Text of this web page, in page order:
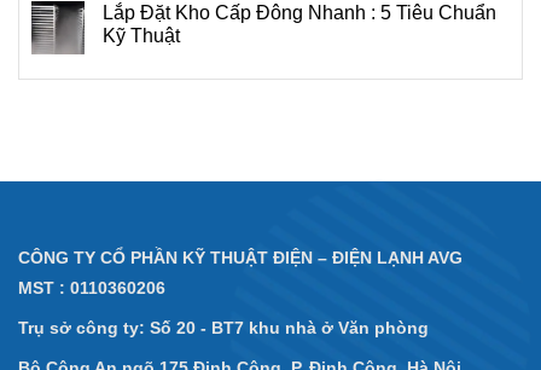
Lắp Đặt Kho Cấp Đông Nhanh : 5 Tiêu Chuẩn
Kỹ Thuật
CÔNG TY CỔ PHẦN KỸ THUẬT ĐIỆN – ĐIỆN LẠNH AVG
MST : 0110360206
Trụ sở công ty: Số 20 - BT7 khu nhà ở Văn phòng